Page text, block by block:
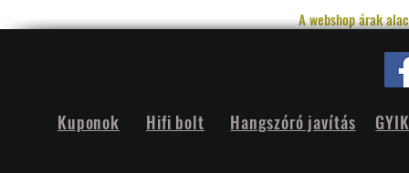
A webshop árak
Hifi bolt
Kuponok Hangszóró javítás GYIK